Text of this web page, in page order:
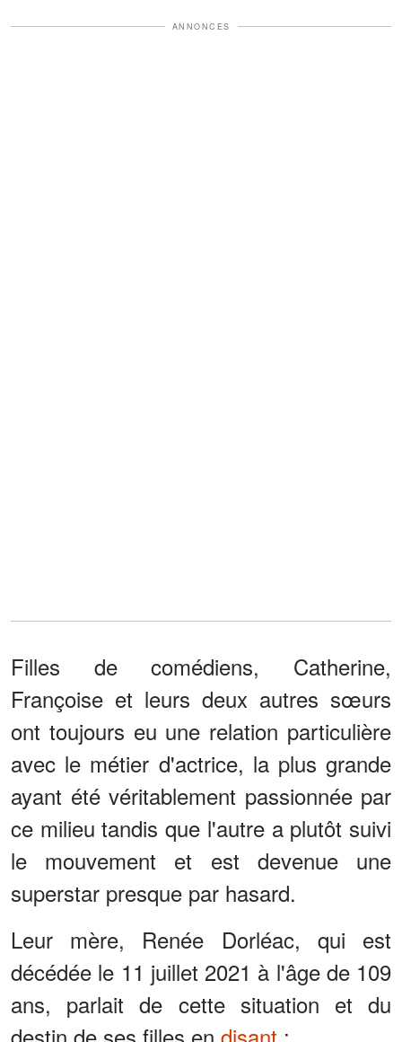
ANNONCES
Filles de comédiens, Catherine,
Françoise et leurs deux autres sœurs
ont toujours eu une relation particulière
avec le métier d'actrice, la plus grande
ayant été véritablement passionnée par
ce milieu tandis que l'autre a plutôt suivi
le mouvement et est devenue une
superstar presque par hasard.
Leur mère, Renée Dorléac, qui est
décédée le 11 juillet 2021 à l'âge de 109
ans, parlait de cette situation et du